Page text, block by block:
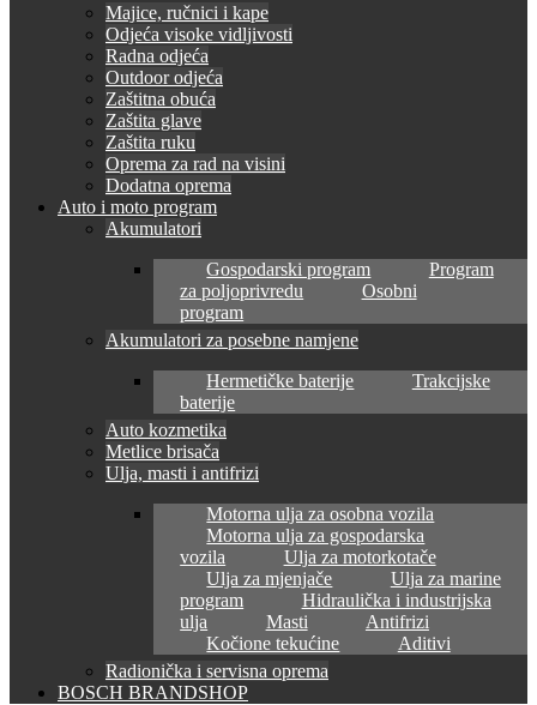
Majice, ručnici i kape
Odjeća visoke vidljivosti
Radna odjeća
Outdoor odjeća
Zaštitna obuća
Zaštita glave
Zaštita ruku
Oprema za rad na visini
Dodatna oprema
Auto i moto program
Akumulatori
Gospodarski program
Program
za poljoprivredu
Osobni
program
Akumulatori za posebne namjene
Hermetičke baterije
Trakcijske
baterije
Auto kozmetika
Metlice brisača
Ulja, masti i antifrizi
Motorna ulja za osobna vozila
Motorna ulja za gospodarska
vozila
Ulja za motorkotače
Ulja za mjenjače
Ulja za marine
program
Hidraulička i industrijska
ulja
Masti
Antifrizi
Kočione tekućine
Aditivi
Radionička i servisna oprema
BOSCH BRANDSHOP